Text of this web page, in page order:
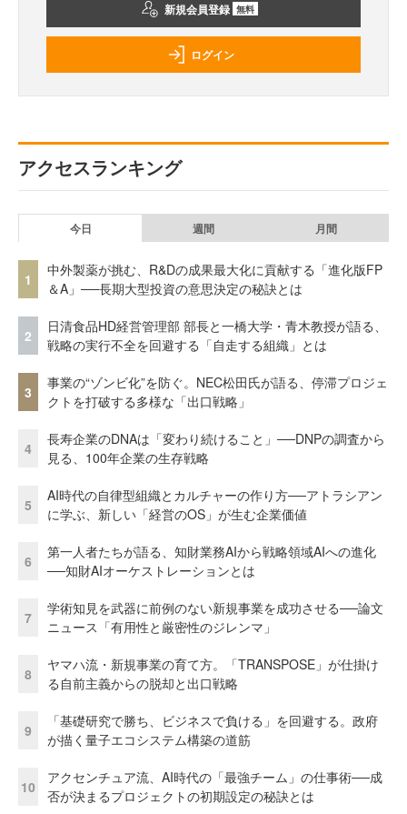
新規会員登録 無料
ログイン
アクセスランキング
今日 週間 月間
1
中外製薬が挑む、R&Dの成果最大化に貢献する「進化版FP
＆A」──長期大型投資の意思決定の秘訣とは
2
日清食品HD経営管理部 部長と一橋大学・青木教授が語る、
戦略の実行不全を回避する「自走する組織」とは
3
事業の“ゾンビ化”を防ぐ。NEC松田氏が語る、停滞プロジェ
クトを打破する多様な「出口戦略」
4
長寿企業のDNAは「変わり続けること」──DNPの調査から
見る、100年企業の生存戦略
5
AI時代の自律型組織とカルチャーの作り方──アトラシアン
に学ぶ、新しい「経営のOS」が生む企業価値
6
第一人者たちが語る、知財業務AIから戦略領域AIへの進化
──知財AIオーケストレーションとは
7
学術知見を武器に前例のない新規事業を成功させる──論文
ニュース「有用性と厳密性のジレンマ」
8
ヤマハ流・新規事業の育て方。「TRANSPOSE」が仕掛け
る自前主義からの脱却と出口戦略
9
「基礎研究で勝ち、ビジネスで負ける」を回避する。政府
が描く量子エコシステム構築の道筋
10
アクセンチュア流、AI時代の「最強チーム」の仕事術──成
否が決まるプロジェクトの初期設定の秘訣とは